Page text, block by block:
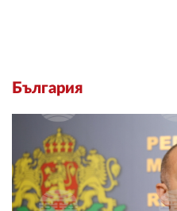
България